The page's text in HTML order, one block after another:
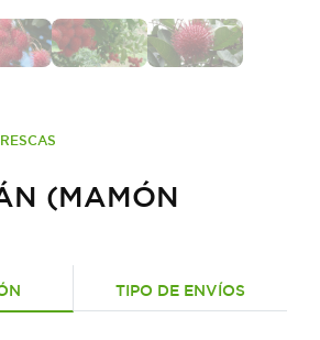
(MAMÓN
TIPO DE ENVÍOS